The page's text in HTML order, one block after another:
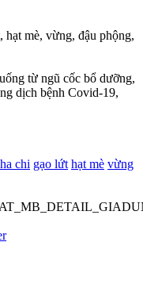
hạt mè, vừng, đậu phộng,
từ ngũ cốc bổ dưỡng,
dịch bệnh Covid-19,
chi gạo lứt hạt mè vừng